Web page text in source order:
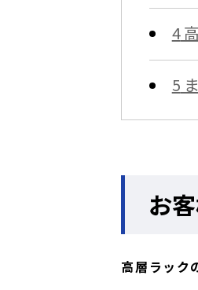
4
5
お
高層ラック